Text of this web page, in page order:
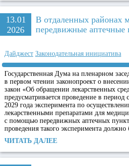
13.01
2026
В отдаленных районах
передвижные аптечные
Дайджест Законодательная инициатива
Государственная Дума на пленарном
в первом чтении законопроект о
закон «Об обращении лекарственных
предусматривается проведение в
2029 года эксперимента по
лекарственными препаратами для
с помощью передвижных аптечных
проведения такого эксперимента должно
ЧИТАТЬ ДАЛЕЕ